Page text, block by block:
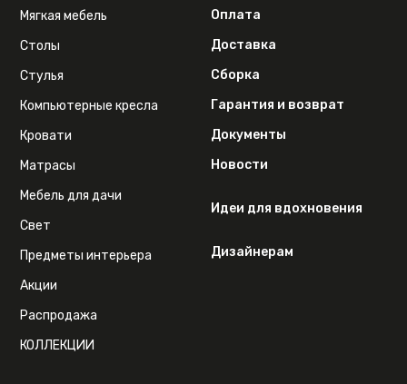
Мягкая мебель
Столы
Стулья
Компьютерные кресла
Кровати
Матрасы
Мебель для дачи
Свет
Предметы интерьера
Акции
Распродажа
КОЛЛЕКЦИИ
Оплата
Доставка
Сборка
Гарантия и возврат
Документы
Новости
Идеи для вдохновения
Дизайнерам